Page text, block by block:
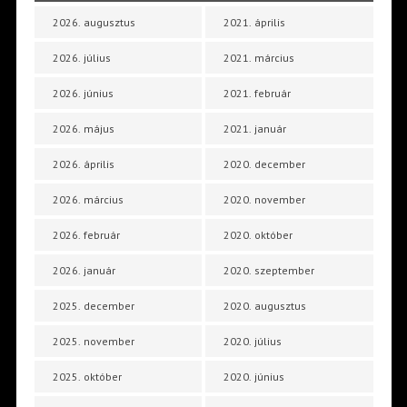
2026. augusztus
2026. július
2026. június
2026. május
2026. április
2026. március
2026. február
2026. január
2025. december
2025. november
2025. október
2021. április
2021. március
2021. február
2021. január
2020. december
2020. november
2020. október
2020. szeptember
2020. augusztus
2020. július
2020. június